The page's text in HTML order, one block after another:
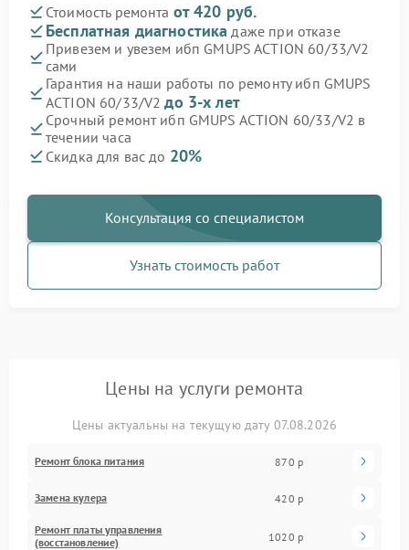
Стоимость ремонта от 420 руб.
Бесплатная диагностика даже при отказе
Привезем и увезем ибп GMUPS ACTION 60/33/V2
сами
Гарантия на наши работы по ремонту ибп GMUPS
ACTION 60/33/V2до 3-х лет
Срочный ремонт ибп GMUPS ACTION 60/33/V2 в
течении часа
Скидка для вас до 20%
Консультация со специалистом
Узнать стоимость работ
Цены на услуги ремонта
Цены актуальны на текущую дату 07.08.2026
Ремонт блока питания 870 р
Замена кулера 420 р
Ремонт платы управления
(восстановление)
1020 р